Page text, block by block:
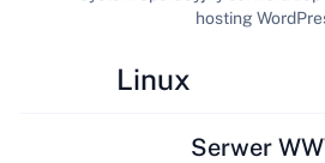
Linux
hosting
Serwer